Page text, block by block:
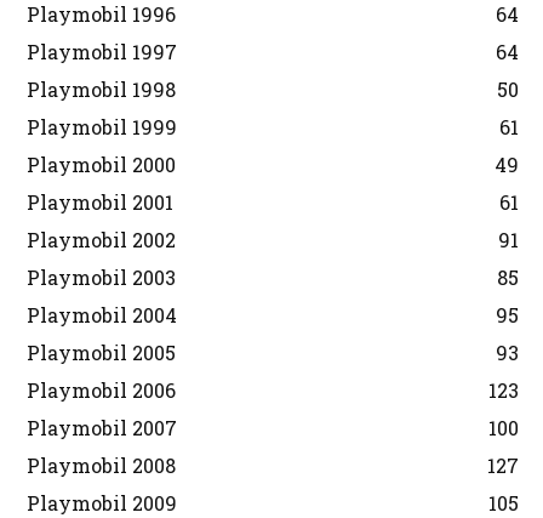
Playmobil 1996
64
Playmobil 1997
64
Playmobil 1998
50
Playmobil 1999
61
Playmobil 2000
49
Playmobil 2001
61
Playmobil 2002
91
Playmobil 2003
85
Playmobil 2004
95
Playmobil 2005
93
Playmobil 2006
123
Playmobil 2007
100
Playmobil 2008
127
Playmobil 2009
105